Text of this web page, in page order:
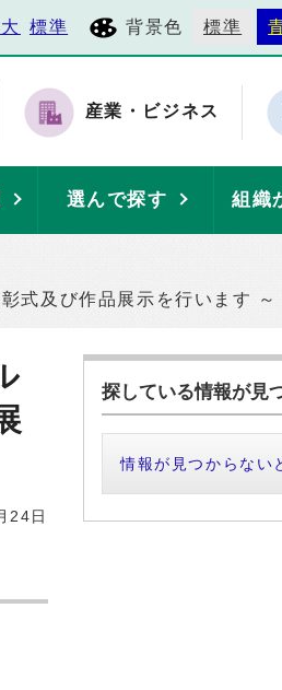
標準 背景色 標準
産業・ビジネス
選んで探す 組織
式及び作品展示を行います ～
24日
探している情報が見
情報が見つからない